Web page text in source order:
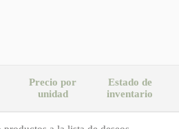
Precio por
unidad
Estado de
inventario